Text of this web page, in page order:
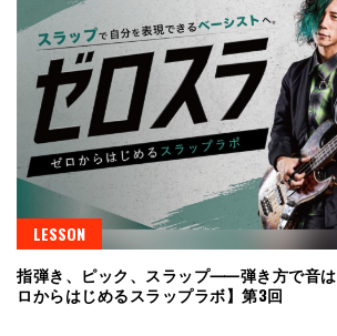
LESSON
指弾き、ピック、スラップ⸺弾き方で音は
ロからはじめるスラップラボ】第3回